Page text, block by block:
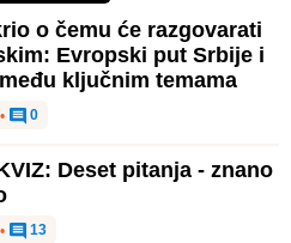
o čemu će razgovarati
Evropski put Srbije i
ključnim temama
• 0
Deset pitanja - znano
• 13